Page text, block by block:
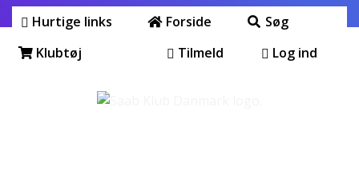
Hurtige links Forside
Søg
Klubtøj
Log ind
Tilmeld